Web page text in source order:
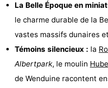
La Belle Époque en
le charme durable de la
vastes massifs dunaires
Témoins silencieux : la
Albertpark, le moulin
de Wenduine racontent